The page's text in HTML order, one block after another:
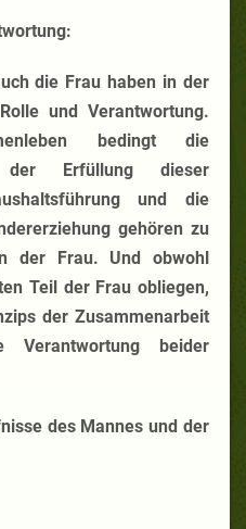
die Frau haben in der
und Verantwortung.
bedingt die
der Erfüllung dieser
und die
gehören zu
der Frau. Und obwohl
Teil der Frau obliegen,
der Zusammenarbeit
Verantwortung beider
des Mannes und der